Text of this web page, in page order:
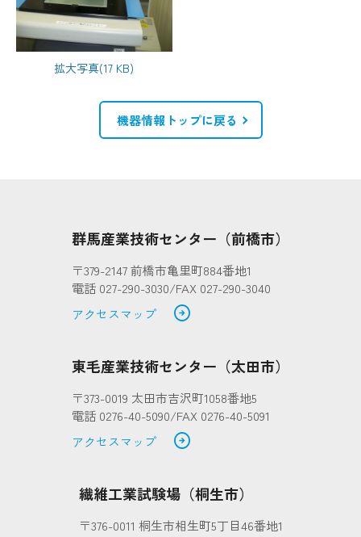
拡大写真(17 KB)
機器情報トップに戻る
群馬産業技術センター（前橋市）
〒379-2147 前橋市亀里町884番地1
電話 027-290-3030/FAX 027-290-3040
アクセスマップ
arrow_circle_right
東毛産業技術センター（太田市）
〒373-0019 太田市吉沢町1058番地5
電話 0276-40-5090/FAX 0276-40-5091
アクセスマップ
arrow_circle_right
繊維工業試験場（桐生市）
〒376-0011 桐生市相生町5丁目46番地1